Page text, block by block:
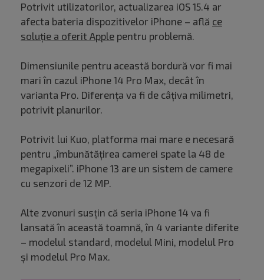
Potrivit utilizatorilor, actualizarea iOS 15.4 ar
afecta bateria dispozitivelor iPhone – află ce
soluție a oferit Apple pentru problemă.
Dimensiunile pentru această bordură vor fi mai
mari în cazul iPhone 14 Pro Max, decât în
varianta Pro. Diferența va fi de câțiva milimetri,
potrivit planurilor.
Potrivit lui Kuo, platforma mai mare e necesară
pentru „îmbunătățirea camerei spate la 48 de
megapixeli”. iPhone 13 are un sistem de camere
cu senzori de 12 MP.
Alte zvonuri susțin că seria iPhone 14 va fi
lansată în această toamnă, în 4 variante diferite
– modelul standard, modelul Mini, modelul Pro
și modelul Pro Max.